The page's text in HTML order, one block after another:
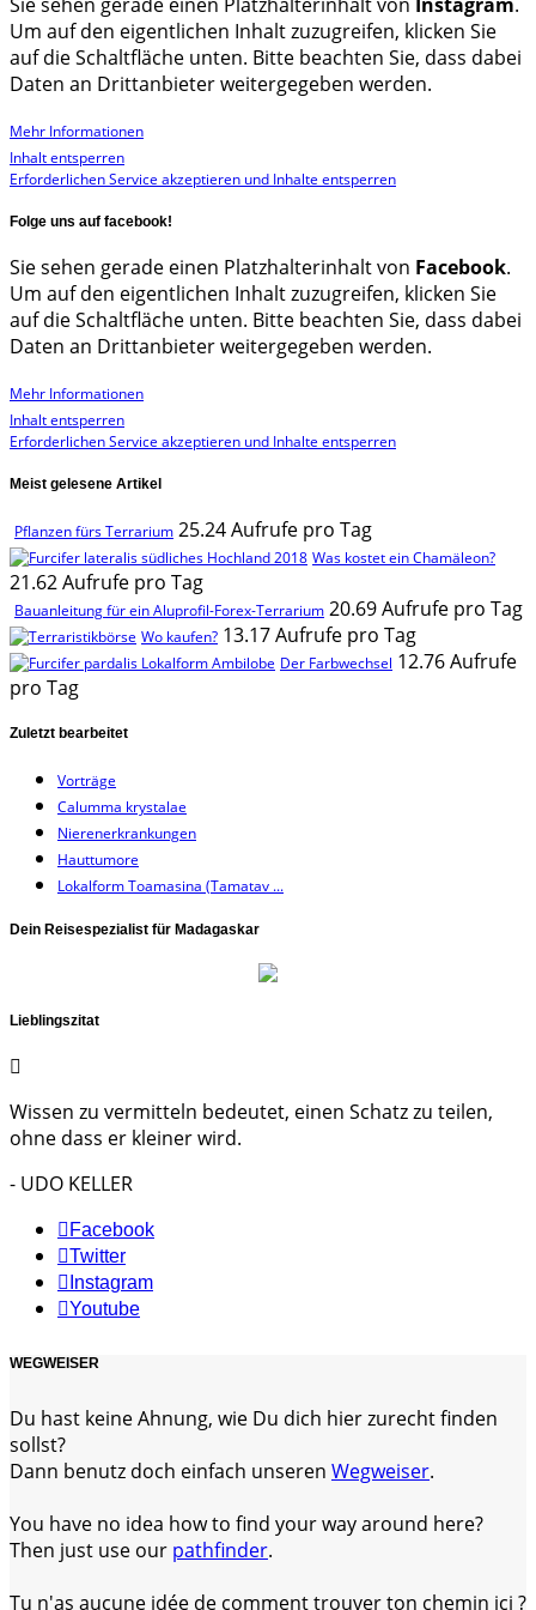
Um auf den eigentlichen Inhalt zuzugreifen, klicken Sie
auf die Schaltfläche unten. Bitte beachten Sie, dass dabei
Daten an Drittanbieter weitergegeben werden.
Mehr Informationen
Inhalt entsperren
Erforderlichen Service akzeptieren und Inhalte entsperren
Folge uns auf facebook!
Sie sehen gerade einen Platzhalterinhalt von Facebook.
Um auf den eigentlichen Inhalt zuzugreifen, klicken Sie
auf die Schaltfläche unten. Bitte beachten Sie, dass dabei
Daten an Drittanbieter weitergegeben werden.
Mehr Informationen
Inhalt entsperren
Erforderlichen Service akzeptieren und Inhalte entsperren
Meist gelesene Artikel
Pflanzen fürs Terrarium 25.24 Aufrufe pro Tag
Was kostet ein Chamäleon?
21.62 Aufrufe pro Tag
Bauanleitung für ein Aluprofil-Forex-Terrarium 20.69 Aufrufe pro Tag
Wo kaufen? 13.17 Aufrufe pro Tag
Der Farbwechsel 12.76 Aufrufe
pro Tag
Zuletzt bearbeitet
Vorträge
Calumma krystalae
Nierenerkrankungen
Hauttumore
Lokalform Toamasina (Tamatav ...
Dein Reisespezialist für Madagaskar
Lieblingszitat
Wissen zu vermitteln bedeutet, einen Schatz zu teilen,
ohne dass er kleiner wird.
- UDO KELLER
Facebook
Twitter
Instagram
Youtube
WEGWEISER
Du hast keine Ahnung, wie Du dich hier zurecht finden
sollst?
Dann benutz doch einfach unseren Wegweiser.
You have no idea how to find your way around here?
Then just use our pathfinder.
Tu n'as aucune idée de comment trouver ton chemin ici ?